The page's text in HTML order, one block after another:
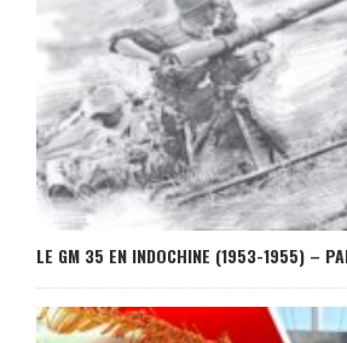
LE GM 35 EN INDOCHINE (1953-1955) –